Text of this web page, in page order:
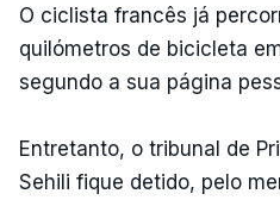
O ciclista francês já
quilómetros de bicicleta
segundo a sua página
Entretanto, o tribunal de
Sehili fique detido, pelo